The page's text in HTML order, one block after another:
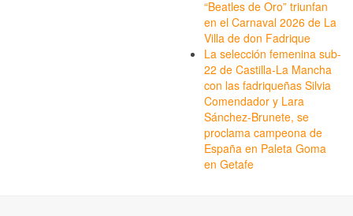
“Beatles de Oro” triunfan
en el Carnaval 2026 de La
Villa de don Fadrique
La selección femenina sub-
22 de Castilla-La Mancha
con las fadriqueñas Silvia
Comendador y Lara
Sánchez-Brunete, se
proclama campeona de
España en Paleta Goma
en Getafe